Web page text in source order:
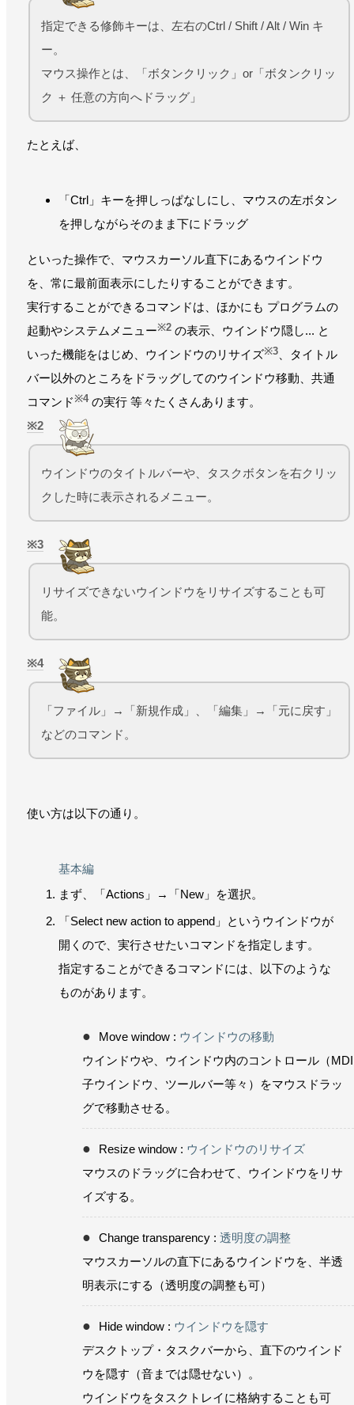
指定できる修飾キーは、左右のCtrl / Shift / Alt / Win キ
ー。
マウス操作とは、「ボタンクリック」or「ボタンクリッ
ク ＋ 任意の方向へドラッグ」
たとえば、
「Ctrl」キーを押しっぱなしにし、マウスの左ボタン
を押しながらそのまま下にドラッグ
といった操作で、マウスカーソル直下にあるウインドウ
を、常に最前面表示にしたりすることができます。
実行することができるコマンドは、ほかにも プログラムの
起動やシステムメニュー※2 の表示、ウインドウ隠し... と
いった機能をはじめ、ウインドウのリサイズ※3 、タイトル
バー以外のところをドラッグしてのウインドウ移動、共通
コマンド※4の実行 等々たくさんあります。
2
ウインドウのタイトルバーや、タスクボタンを右クリッ
クした時に表示されるメニュー。
3
リサイズできないウインドウをリサイズすることも可
能。
4
「ファイル」→「新規作成」、「編集」→「元に戻す」
などのコマンド。
使い方は以下の通り。
基本編
まず、「Actions」→「New」を選択。
「Select new action to append」というウインドウが
開くので、実行させたいコマンドを指定します。
指定することができるコマンドには、以下のような
ものがあります。
Move window : ウインドウの移動
ウインドウや、ウインドウ内のコントロール（MDI
子ウインドウ、ツールバー等々）をマウスドラッ
グで移動させる。
Resize window : ウインドウのリサイズ
マウスのドラッグに合わせて、ウインドウをリサ
イズする。
Change transparency : 透明度の調整
マウスカーソルの直下にあるウインドウを、半透
明表示にする（透明度の調整も可）
Hide window : ウインドウを隠す
デスクトップ・タスクバーから、直下のウインド
ウを隠す（音までは隠せない）。
ウインドウをタスクトレイに格納することも可